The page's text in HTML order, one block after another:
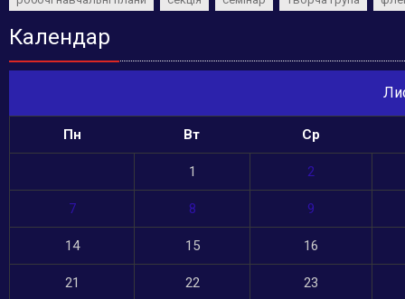
Календар
Пн Вт Ср
1 2
7 8 9
14 15 16
21 22 23